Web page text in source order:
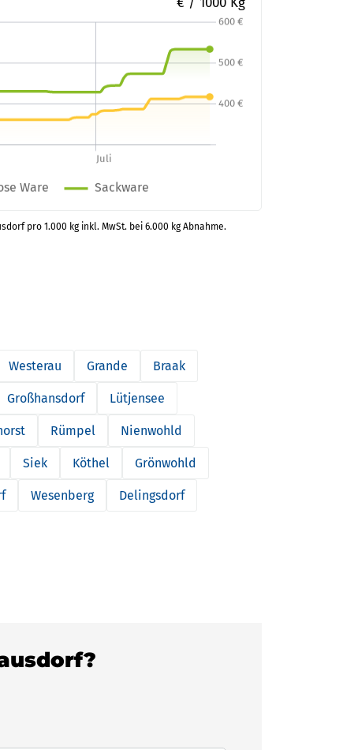
pro 1.000 kg inkl. MwSt. bei 6.000 kg Abnahme.
Westerau Grande Braak
Großhansdorf Lütjensee
Rümpel Nienwohld
Siek Köthel Grönwohld
Wesenberg Delingsdorf